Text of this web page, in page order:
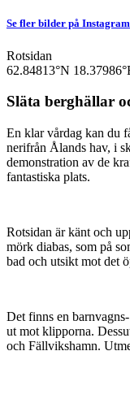
Se fler bilder på Instagram
Rotsidan
62.84813°N
Släta berghällar
En klar vårdag kan du
nerifrån Ålands hav, i
demonstration av de
fantastiska plats.
Rotsidan är känt och
mörk diabas, som på
bad och utsikt mot det
Det finns en
ut mot klipporna.
och Fällvikshamn.